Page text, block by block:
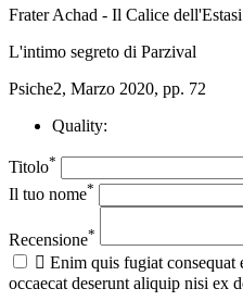
Frater Achad - Il Calice dell'Estasi
L'intimo segreto di Parzival
Psiche2, Marzo 2020, pp. 72
Quality:
Titolo*
Il tuo nome*
Recensione*
 Enim quis fugiat consequat
occaecat deserunt aliquip nisi ex